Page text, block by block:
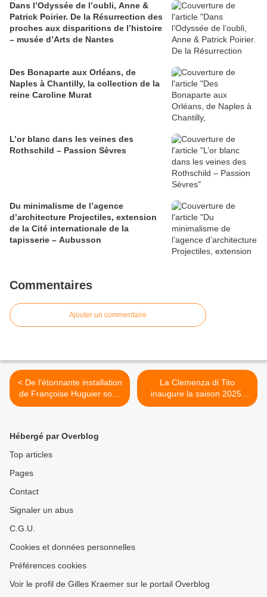
Dans l’Odyssée de l’oubli, Anne &
Patrick Poirier. De la Résurrection des
proches aux disparitions de l’histoire
– musée d’Arts de Nantes
Des Bonaparte aux Orléans, de
Naples à Chantilly, la collection de la
reine Caroline Murat
L’or blanc dans les veines des
Rothschild – Passion Sèvres
Du minimalisme de l’agence
d’architecture Projectiles, extension
de la Cité internationale de la
tapisserie – Aubusson
Commentaires
Ajouter un commentaire
< De l’étonnante installation
de Françoise Huguier sous
la Coupole du Palais de
La Clemenza di Tito
inaugure la saison 2025-
2026 de La Fenice –
Hébergé par Overblog
Top articles
Pages
Contact
Signaler un abus
C.G.U.
Cookies et données personnelles
Préférences cookies
Voir le profil de Gilles Kraemer sur le portail Overblog